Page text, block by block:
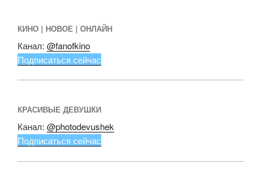
КИНО | НОВОЕ | ОНЛАЙН
Канал: @fanofkino
Подписаться сейчас
КРАСИВЫЕ ДЕВУШКИ
Канал: @photodevushek
Подписаться сейчас